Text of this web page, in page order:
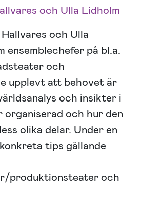
och Ulla Lidholm
och Ulla
ensemblechefer på bl.a.
och
upplevt att behovet är
och insikter i
organiserad och hur den
olika delar. Under en
tips gällande
produktionsteater och